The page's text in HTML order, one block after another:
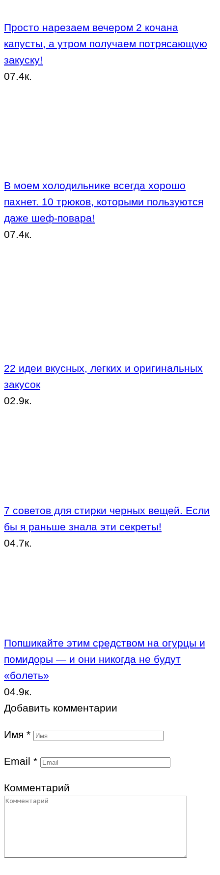
Просто нарезаем вечером 2 кочана
капусты, а утром получаем потрясающую
закуску!
07.4к.
В моем холодильнике всегда хорошо
пахнет. 10 трюков, которыми пользуются
даже шеф-повара!
07.4к.
22 идеи вкусных, легких и оригинальных
закусок
02.9к.
7 советов для стирки черных вещей. Если
бы я раньше знала эти секреты!
04.7к.
Попшикайте этим средством на огурцы и
помидоры — и они никогда не будут
«болеть»
04.9к.
Добавить комментарии
Имя *
Email *
Комментарий